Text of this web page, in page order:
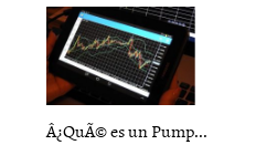
Â¿QuÃ© es un Pump...